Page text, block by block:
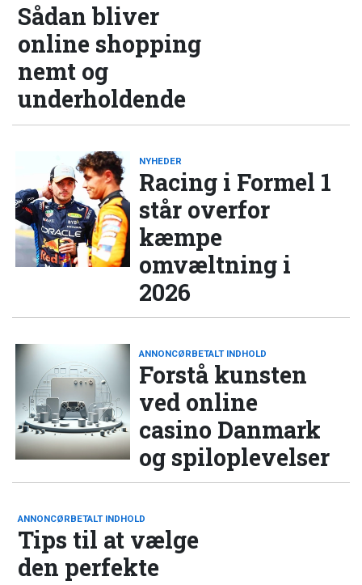
Sådan bliver
online shopping
nemt og
underholdende
NYHEDER
Racing i Formel 1
står overfor
kæmpe
omvæltning i
2026
ANNONCØRBETALT INDHOLD
Forstå kunsten
ved online
casino Danmark
og spiloplevelser
ANNONCØRBETALT INDHOLD
Tips til at vælge
den perfekte